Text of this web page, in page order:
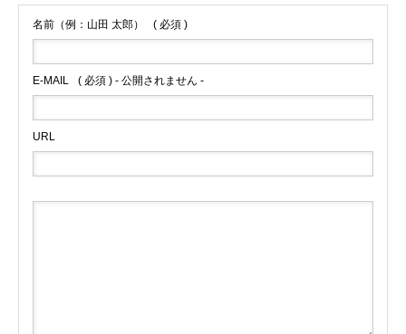
名前（例：山田 太郎） ( 必須 )
E-MAIL ( 必須 ) - 公開されません -
URL